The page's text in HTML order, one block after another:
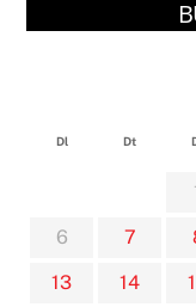
Dl Dt
6
7
13
14